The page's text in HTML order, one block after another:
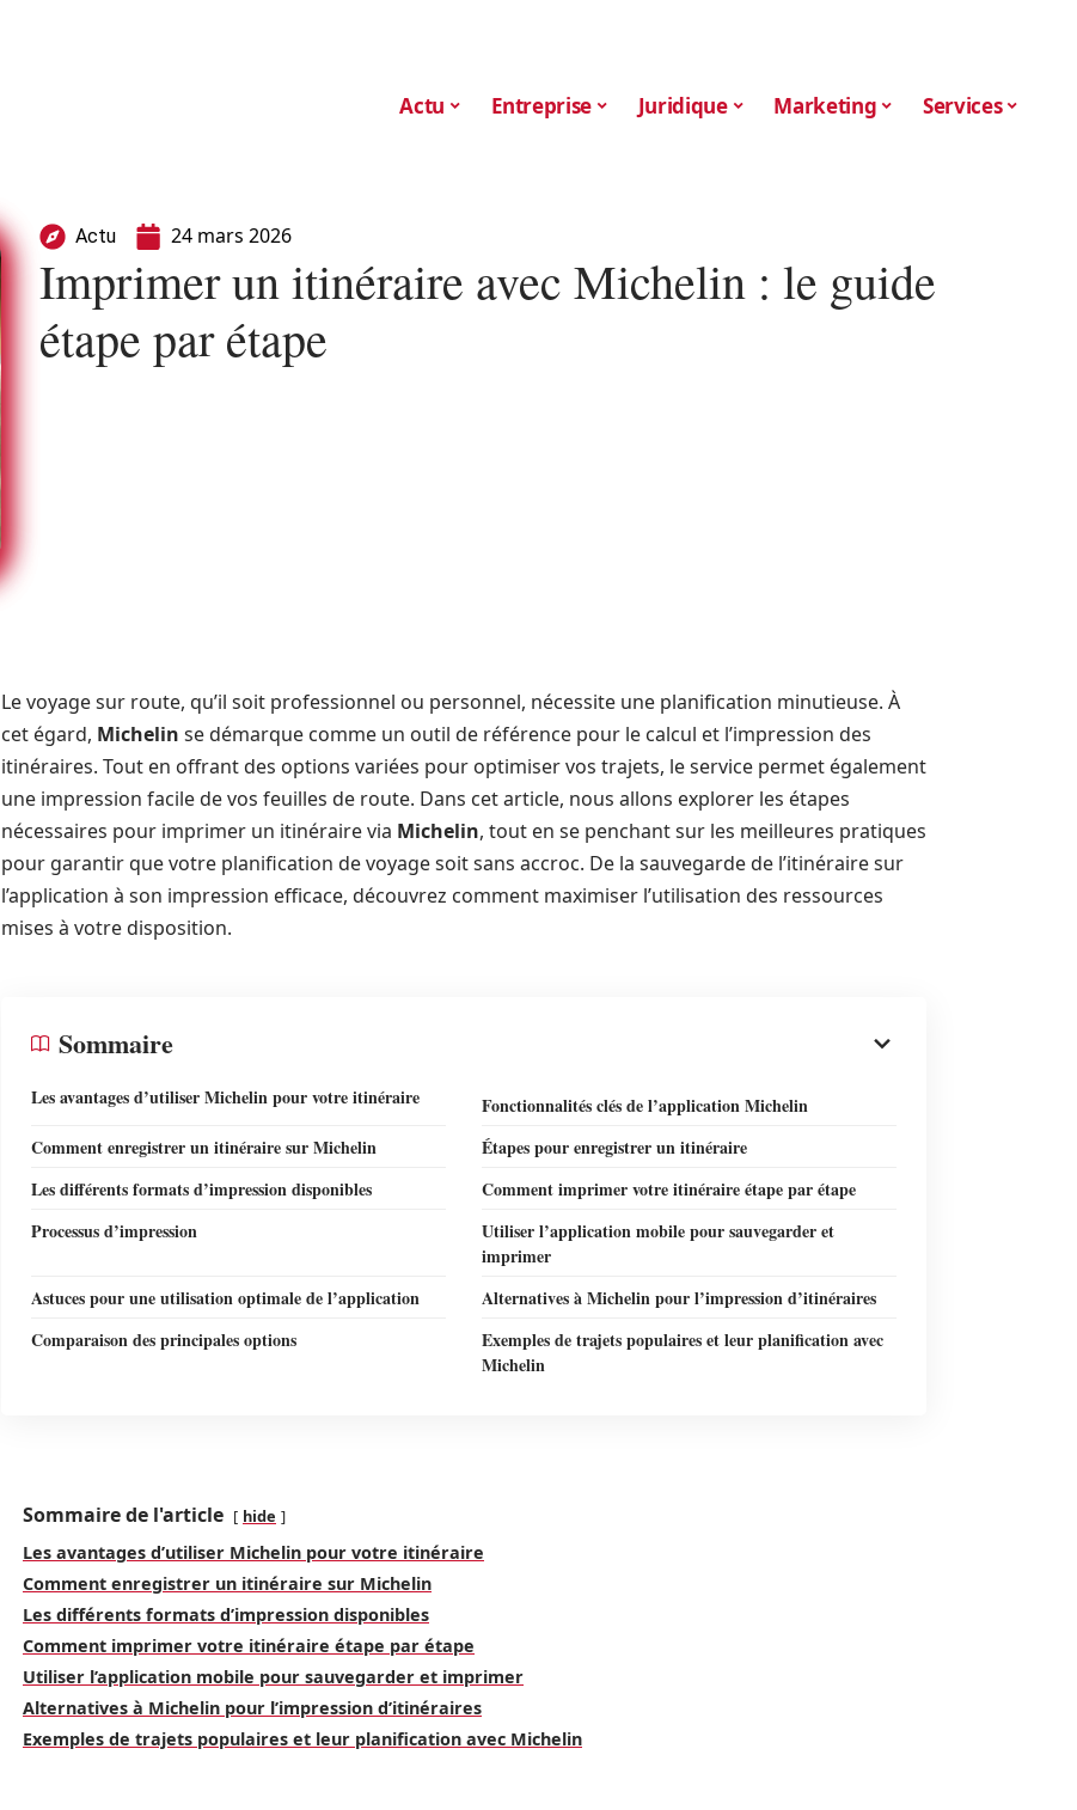
Actu Entreprise Juridique Marketing Services
Actu 24 mars 2026
Imprimer un itinéraire avec Michelin : le guide
étape par étape
Le voyage sur route, qu’il soit professionnel ou personnel, nécessite une planification minutieuse. À
cet égard, Michelin se démarque comme un outil de référence pour le calcul et l’impression des
itinéraires. Tout en offrant des options variées pour optimiser vos trajets, le service permet également
une impression facile de vos feuilles de route. Dans cet article, nous allons explorer les étapes
nécessaires pour imprimer un itinéraire via Michelin, tout en se penchant sur les meilleures pratiques
pour garantir que votre planification de voyage soit sans accroc. De la sauvegarde de l’itinéraire sur
l’application à son impression efficace, découvrez comment maximiser l’utilisation des ressources
mises à votre disposition.
Sommaire
Les avantages d’utiliser Michelin pour votre itinéraire
Fonctionnalités clés de l’application Michelin
Comment enregistrer un itinéraire sur Michelin
Étapes pour enregistrer un itinéraire
Les différents formats d’impression disponibles
Comment imprimer votre itinéraire étape par étape
Processus d’impression
Utiliser l’application mobile pour sauvegarder et
imprimer
Astuces pour une utilisation optimale de l’application
Alternatives à Michelin pour l’impression d’itinéraires
Comparaison des principales options
Exemples de trajets populaires et leur planification avec
Michelin
Sommaire de l'article hide
Les avantages d’utiliser Michelin pour votre itinéraire
Comment enregistrer un itinéraire sur Michelin
Les différents formats d’impression disponibles
Comment imprimer votre itinéraire étape par étape
Utiliser l’application mobile pour sauvegarder et imprimer
Alternatives à Michelin pour l’impression d’itinéraires
Exemples de trajets populaires et leur planification avec Michelin